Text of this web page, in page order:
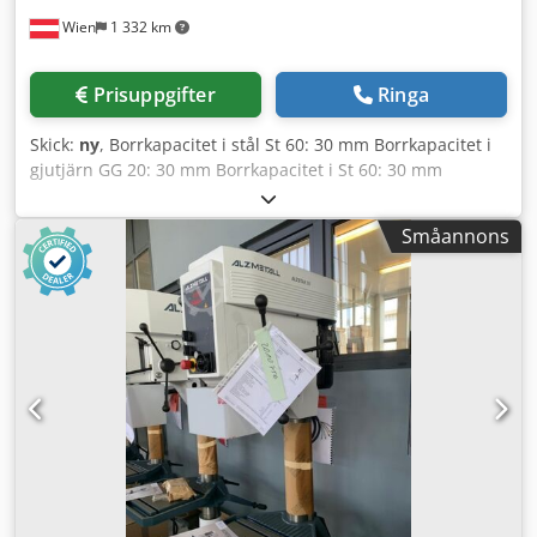
Wien 1 332 km
Prisuppgifter Ringa
Skick: ny, Borrkapacitet i stål St 60: 30 mm Borrkapacitet i
gjutjärn GG 20: 30 mm Borrkapacitet i St 60: 30 mm
Gängning i ST 60: M 16 Gängning i GG 20: M 20 Kort
spindel: MK 3 Spindellyft: 140 mm Fri utliggning: 293 mm
Pelardiameter: 115 mm Maskinbord – användbar yta: 514 x
360 mm T-spår antal – bredd – avstånd: 2 x 14 x 224 mm
Avstånd spindel-bord min./max.: 132 / 724 mm Matning:
Manuell Spindelvarvtal – steglöst: 100 - 1.800 varv/min
Total effektbehov: 1,0/1,6 kW Maskinvikt ca 260 kg
Standardutrustning: - Nödstoppsvred (låsbar) -
Omkopplare för höger-/vänstergång - Motorskyddsbrytare
- Steglös varvtalsreglering - Digital varvtalsindikator -
Skyddsklass IP 54 - Anslutningskontakt (färdigmonterad) -
Spindelskydd med elektrisk låsning Credpeyvvn Njfx Am
Eef - Lackering: DD-struktur Signalvit RAL 9003, Pantone
7545c, svart Specialutrustning: Pos. 12 LED-maskinlampa
Småannons